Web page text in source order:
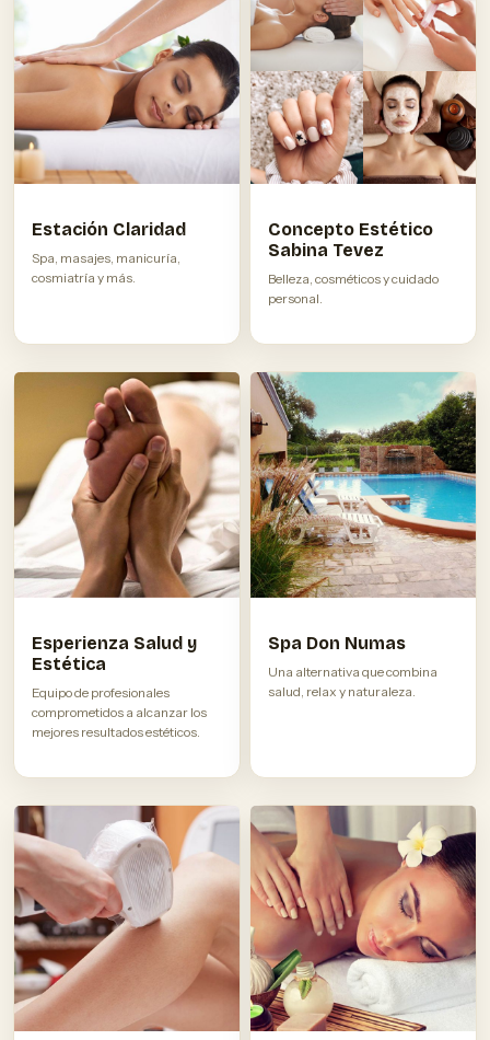
Estación Claridad
Spa, masajes, manicuría,
cosmiatría y más.
Concepto Estético
Sabina Tevez
Belleza, cosméticos y cuidado
personal.
Esperienza Salud y
Estética
Equipo de profesionales
comprometidos a alcanzar los
mejores resultados estéticos.
Spa Don Numas
Una alternativa que combina
salud, relax y naturaleza.